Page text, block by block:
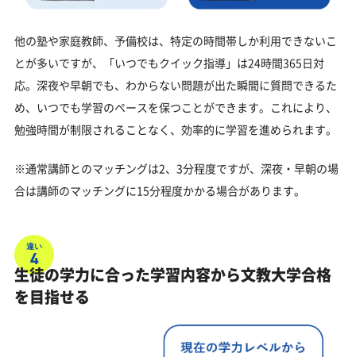
他の塾や家庭教師、予備校は、特定の時間帯しか利用できないこ
とが多いですが、「いつでもクイック指導」は24時間365日対
応。深夜や早朝でも、わからない問題が出た瞬間に質問できるた
め、いつでも学習のペースを保つことができます。これにより、
勉強時間が制限されることなく、効率的に学習を進められます。
※通常講師とのマッチングは2、3分程度ですが、深夜・早朝の場
合は講師のマッチングに15分程度かかる場合があります。
違い
4
生徒の学力に合った学習内容から文教大学合格
を目指せる